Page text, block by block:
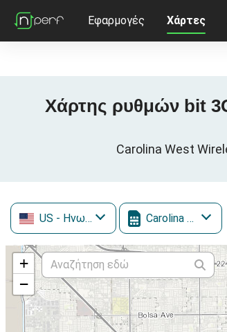
Εφαρμογές Χάρτες
Χάρτης ρυθμών bit
Carolina West
US - Ηνωμένες Πολιτείες Carolina West Wireless
+
−